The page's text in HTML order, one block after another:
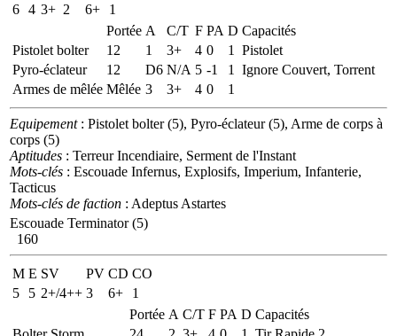
6 4 3+ 2 6+
1
Portée A C/T F PA D Capacités
Pistolet bolter
12 1 3+ 4 0 1
Pistolet
Pyro-éclateur
12 D6 N/A 5 -1 1
Ignore Couvert, Torrent
Armes de mêlée Mêlée 3 3+ 4 0 1
Equipement: Pistolet bolter (5), Pyro-éclateur (5), Arme de corps à
corps (5)
Aptitudes : Terreur Incendiaire, Serment de l'Instant
Mots-clés : Escouade Infernus, Explosifs, Imperium, Infanterie,
Tacticus
Mots-clés de faction : Adeptus Astartes
Escouade Terminator (5)
160
M E SV PV CD CO
5
5 2+/4++ 3 6+
1
Portée A C/T F PA D Capacités